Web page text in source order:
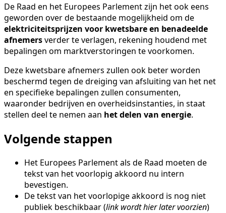
De Raad en het Europees Parlement zijn het ook eens
geworden over de bestaande mogelijkheid om de
elektriciteitsprijzen voor kwetsbare en benadeelde
afnemersverder te verlagen, rekening houdend met
bepalingen om marktverstoringen te voorkomen.
Deze kwetsbare afnemers zullen ook beter worden
beschermd tegen de dreiging van afsluiting van het net
en specifieke bepalingen zullen consumenten,
waaronder bedrijven en overheidsinstanties, in staat
stellen deel te nemen aan het delen van energie.
Volgende stappen
Het Europees Parlement als de Raad moeten de
tekst van het voorlopig akkoord nu intern
bevestigen.
De tekst van het voorlopige akkoord is nog niet
publiek beschikbaar (link wordt hier later voorzien)